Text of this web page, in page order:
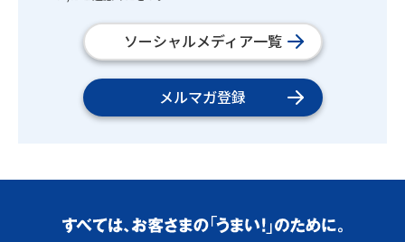
ソーシャルメディア一覧
メルマガ登録